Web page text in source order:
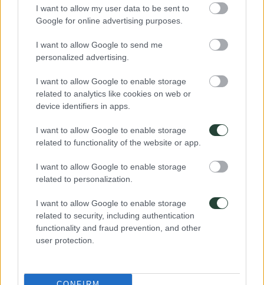
I want to allow my user data to be sent to
Google for online advertising purposes.
I want to allow Google to send me
personalized advertising.
I want to allow Google to enable storage
related to analytics like cookies on web or
device identifiers in apps.
I want to allow Google to enable storage
related to functionality of the website or app.
I want to allow Google to enable storage
related to personalization.
I want to allow Google to enable storage
related to security, including authentication
functionality and fraud prevention, and other
user protection.
MOZAMBIQUE
Explora los arrecifes del Índico, safaris en el mítico
Parque Kruger, paisajes entre manglares y sabana…
+
Reserva tu plaza
¿Por qué viajar con nosotros?
¿Viajar solo pero acompañado? ¡Eso es 3000KM! Vuelves
con amigos y recuerdos inolvidables. ¡No te quedes fuera, el